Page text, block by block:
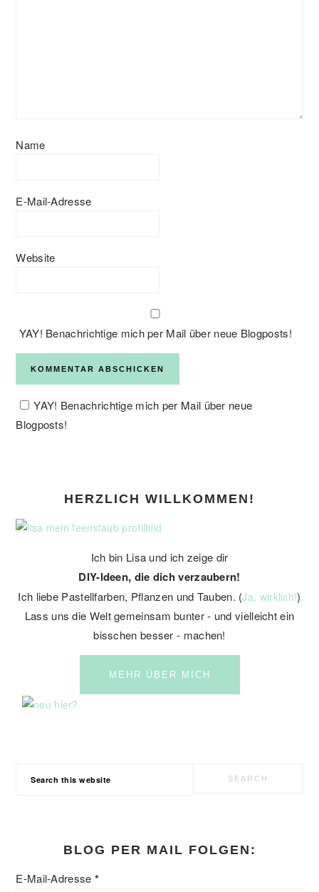
Name
E-Mail-Adresse
Website
YAY! Benachrichtige mich per Mail über neue Blogposts!
YAY! Benachrichtige mich per Mail über neue
Blogposts!
HERZLICH WILLKOMMEN!
Ich bin Lisa und ich zeige dir
DIY-Ideen, die dich verzaubern!
Ich liebe Pastellfarben, Pflanzen und Tauben. (Ja, wirklich!)
Lass uns die Welt gemeinsam bunter - und vielleicht ein
bisschen besser - machen!
MEHR ÜBER MICH
BLOG PER MAIL FOLGEN:
E-Mail-Adresse *